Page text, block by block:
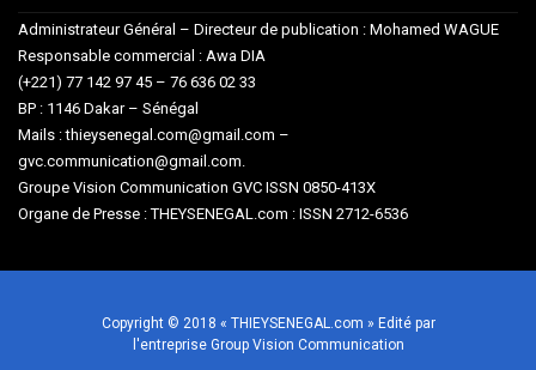
Administrateur Général – Directeur de publication : Mohamed WAGUE
Responsable commercial : Awa DIA
(+221) 77 142 97 45 – 76 636 02 33
BP : 1146 Dakar – Sénégal
Mails : thieysenegal.com@gmail.com –
gvc.communication@gmail.com.
Groupe Vision Communication GVC ISSN 0850-413X
Organe de Presse : THEYSENEGAL.com : ISSN 2712-6536
Copyright © 2018 « THIEYSENEGAL.com » Edité par
l'entreprise Group Vision Communication